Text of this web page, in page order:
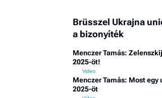
Brüsszel Ukrajna
a bizonyíték
Menczer Tamás:
2025-öt!
Menczer Tamás: Most egy
2025-öt